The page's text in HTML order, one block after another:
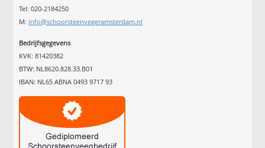
Tel: 020-2184250
M: info@schoorsteenvegeramsterdam.nl
Bedrijfsgegevens
KVK: 81420382
BTW: NL8620.828.33.B01
IBAN: NL65 ABNA 0493 9717 93